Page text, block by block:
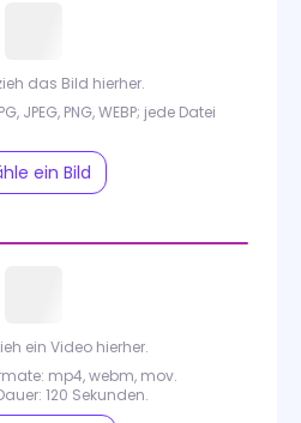
das Bild hierher.
JPEG, PNG, WEBP; jede Datei
ein Bild
ein Video hierher.
mp4, webm, mov.
120 Sekunden.